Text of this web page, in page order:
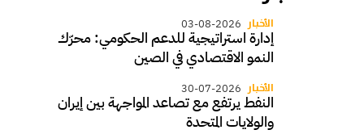
الأخبار 03-08-2026
إدارة استراتيجية للدعم الحكومي: محرّك
النمو الاقتصادي في الصين
الأخبار 30-07-2026
النفط يرتفع مع تصاعد المواجهة بين إيران
والولايات المتحدة